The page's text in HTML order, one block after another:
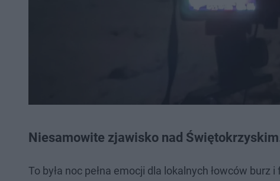
Niesamowite zjawisko nad
To była noc pełna emocji dla lokalnych łowców